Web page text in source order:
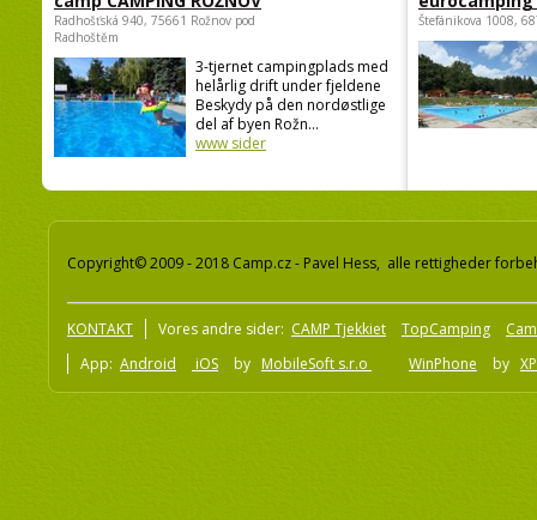
Radhošťská 940, 75661 Rožnov pod
Radhoštěm
3-tjernet campingplads med
helårlig drift under fjeldene
Beskydy på den nordøstlige
del af byen Rožn...
www sider
Štefánikova 1008,
Copyright© 2009 - 2018 Camp.cz - Pavel Hess, alle rettigheder
KONTAKT Vores andre sider: CAMP Tjekkiet TopCamping
App: Android iOS by MobileSoft s.r.o WinPhone by